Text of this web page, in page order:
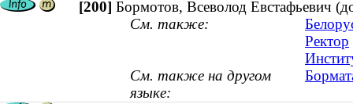
[200] Бормотов, Всеволод Евстафьевич
См. также:
Ректор
См. также на другом
языке: